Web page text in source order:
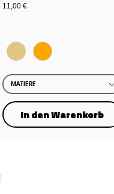
Preis
11,00 €
MATIERE
In den Warenkorb